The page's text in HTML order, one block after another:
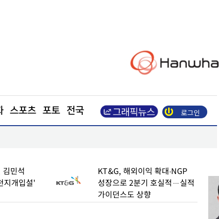
스포츠 포토 전국 로그인
김민석
개입설'
KT&G, 해외이익 확대∙NGP
성장으로 2분기 호실적…실적
가이던스도 상향